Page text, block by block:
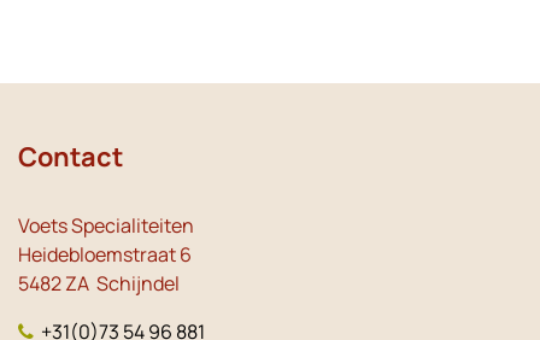
Contact
Voets Specialiteiten
Heidebloemstraat 6
5482 ZA Schijndel
+31(0)73 54 96 881